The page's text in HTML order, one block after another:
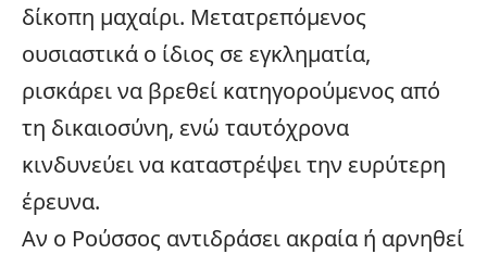
δίκοπη μαχαίρι. Μετατρεπόμενος
ουσιαστικά ο ίδιος σε εγκληματία,
ρισκάρει να βρεθεί κατηγορούμενος από
τη δικαιοσύνη, ενώ ταυτόχρονα
κινδυνεύει να καταστρέψει την ευρύτερη
έρευνα.
Αν ο Ρούσσος αντιδράσει ακραία ή αρνηθεί